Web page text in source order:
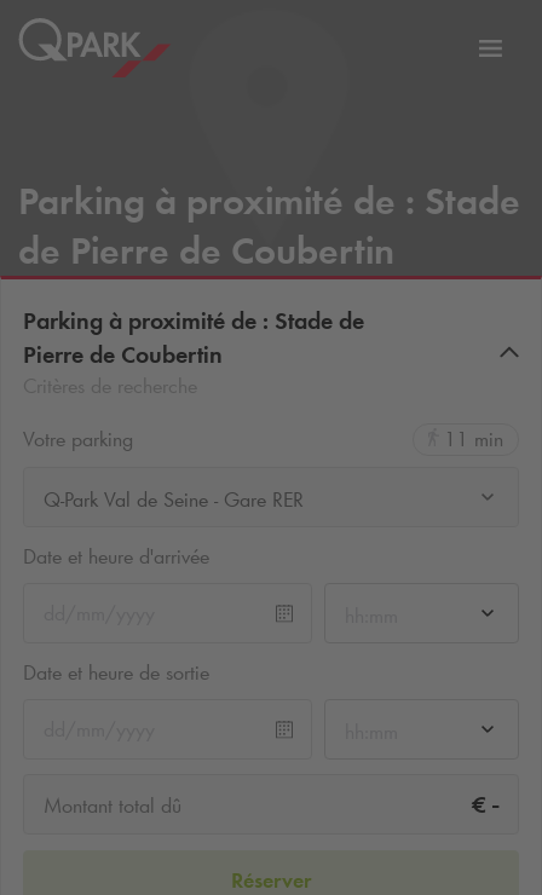
Parking à proximité de : Stade
de Pierre de Coubertin
Parking à proximité de : Stade de
Pierre de Coubertin
Votre parking
11 min
Q-Park Val de Seine - Gare RER
Date et heure d'arrivée
Date et heure de sortie
Montant total dû € -
Réserver